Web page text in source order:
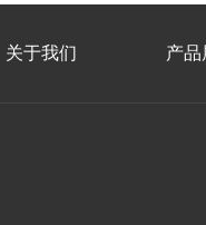
关于我们 产品